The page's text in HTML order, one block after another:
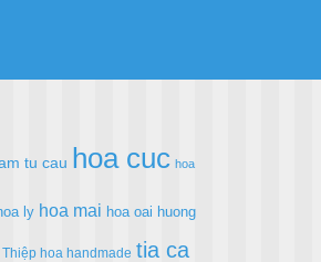
tu cau hoa cuc hoa
ly hoa mai hoa oai huong
Thiệp hoa handmade tia ca